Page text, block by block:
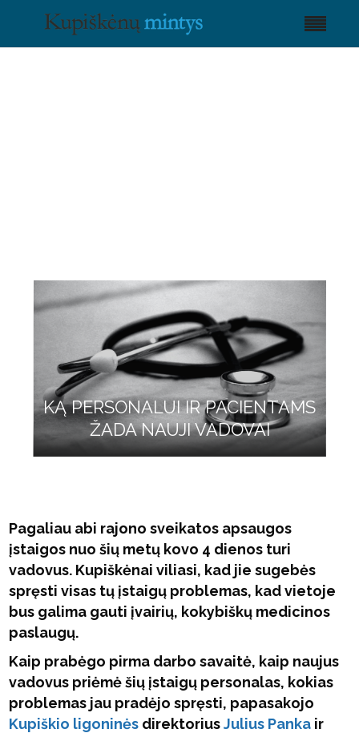
KĄ PERSONALUI IR PACIENTAMS
ŽADA NAUJI VADOVAI
Pagaliau abi rajono sveikatos apsaugos
įstaigos nuo šių metų kovo 4 dienos turi
vadovus. Kupiškėnai viliasi, kad jie sugebės
spręsti visas tų įstaigų problemas, kad vietoje
bus galima gauti įvairių, kokybiškų medicinos
paslaugų.
Kaip prabėgo pirma darbo savaitė, kaip naujus
vadovus priėmė šių įstaigų personalas, kokias
problemas jau pradėjo spręsti, papasakojo
Kupiškio ligoninės direktoriusJulius Panka ir